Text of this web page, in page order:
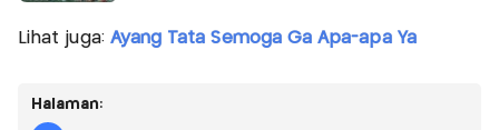
Lihat juga: Ayang Tata Semoga Ga Apa-apa Ya
Halaman: